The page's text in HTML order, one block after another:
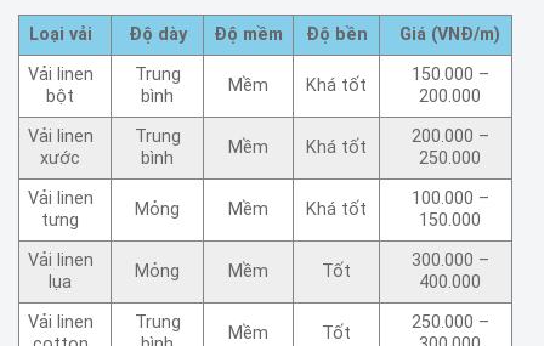
Loại vải Độ dày Độ mềm Độ bền
Giá (VNĐ/m)
Vải linen
bột
Trung
bình
Mềm Khá tốt
150.000 –
200.000
Vải linen
xước
Trung
bình
Mềm Khá tốt
200.000 –
250.000
Vải linen
tưng
Mỏng Mềm Khá tốt
100.000 –
150.000
Vải linen
lụa
Mỏng Mềm Tốt
300.000 –
400.000
Vải linen
Trung
Mềm Tốt
250.000 –